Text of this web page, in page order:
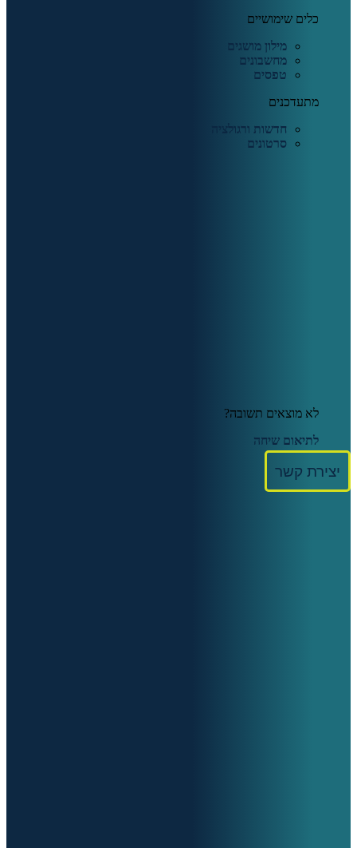
כלים שימושיים
מילון מושגים
מחשבונים
טפסים
מתעדכנים
חדשות ורגולציה
סרטונים
לא מוצאים תשובה?
לתיאום שיחה
יצירת קשר